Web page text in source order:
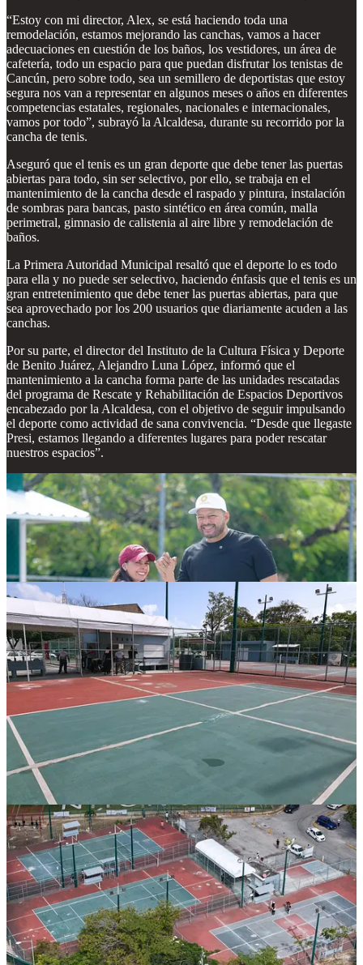
“Estoy con mi director, Alex, se está haciendo toda una
remodelación, estamos mejorando las canchas, vamos a hacer
adecuaciones en cuestión de los baños, los vestidores, un área de
cafetería, todo un espacio para que puedan disfrutar los tenistas de
Cancún, pero sobre todo, sea un semillero de deportistas que estoy
segura nos van a representar en algunos meses o años en diferentes
competencias estatales, regionales, nacionales e internacionales,
vamos por todo”, subrayó la Alcaldesa, durante su recorrido por la
cancha de tenis.
Aseguró que el tenis es un gran deporte que debe tener las puertas
abiertas para todo, sin ser selectivo, por ello, se trabaja en el
mantenimiento de la cancha desde el raspado y pintura, instalación
de sombras para bancas, pasto sintético en área común, malla
perimetral, gimnasio de calistenia al aire libre y remodelación de
baños.
La Primera Autoridad Municipal resaltó que el deporte lo es todo
para ella y no puede ser selectivo, haciendo énfasis que el tenis es un
gran entretenimiento que debe tener las puertas abiertas, para que
sea aprovechado por los 200 usuarios que diariamente acuden a las
canchas.
Por su parte, el director del Instituto de la Cultura Física y Deporte
de Benito Juárez, Alejandro Luna López, informó que el
mantenimiento a la cancha forma parte de las unidades rescatadas
del programa de Rescate y Rehabilitación de Espacios Deportivos
encabezado por la Alcaldesa, con el objetivo de seguir impulsando
el deporte como actividad de sana convivencia. “Desde que llegaste
Presi, estamos llegando a diferentes lugares para poder rescatar
nuestros espacios”.
1
Compartir
Discusión sobre este post
Comentarios Restacks
Lo mejor de Último Debates